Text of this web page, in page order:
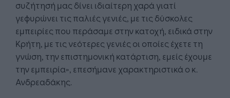
συζήτησή μας δίνει ιδιαίτερη χαρά γιατί
γεφυρώνει τις παλιές γενιές, με τις δύσκολες
εμπειρίες που περάσαμε στην κατοχή, ειδικά στην
Κρήτη, με τις νεότερες γενιές οι οποίες έχετε τη
γνώση, την επιστημονική κατάρτιση, εμείς έχουμε
την εμπειρία», επεσήμανε χαρακτηριστικά ο κ.
Ανδρεαδάκης.